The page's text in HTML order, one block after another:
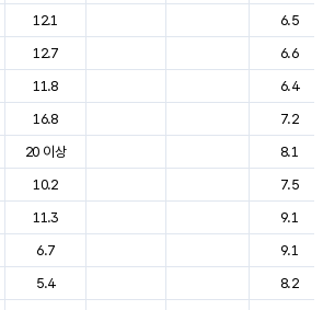
12.1
6.5
12.7
6.6
11.8
6.4
16.8
7.2
20 이상
8.1
10.2
7.5
11.3
9.1
6.7
9.1
5.4
8.2